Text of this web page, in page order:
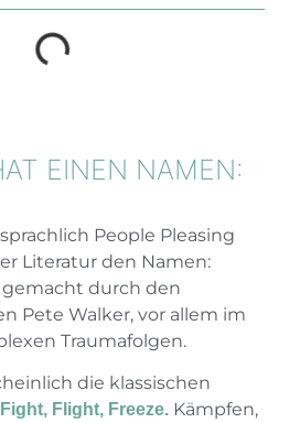
EINEN NAMEN:
People Pleasing
Literatur den Namen:
gemacht durch den
Pete Walker, vor allem im
Traumafolgen.
die klassischen
Fight, Flight, Freeze. Kämpfen,